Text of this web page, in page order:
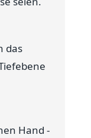
das
Hand -